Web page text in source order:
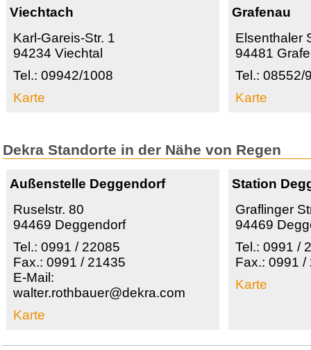
Viechtach
Karl-Gareis-Str. 1
94234 Viechtal
Tel.: 09942/1008
Karte
Grafenau
Elsenthaler
94481
Tel.: 08552/
Karte
Dekra Standorte in der Nähe von Regen
Außenstelle Deggendorf
Ruselstr. 80
94469 Deggendorf
Tel.: 0991 / 22085
Fax.: 0991 / 21435
E-Mail:
walter.rothbauer@dekra.com
Karte
Station
Graflinger
94469
Tel.: 0991 /
Fax.: 0991 /
Karte